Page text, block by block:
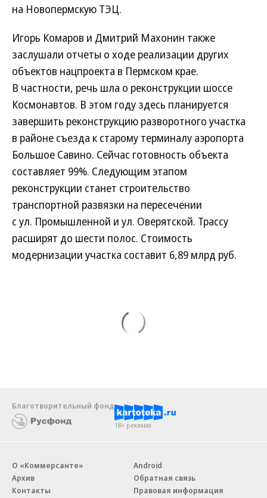
на Новопермскую ТЭЦ.
Игорь Комаров и Дмитрий Махонин также
заслушали отчеты о ходе реализации других
объектов нацпроекта в Пермском крае.
В частности, речь шла о реконструкции шоссе
Космонавтов. В этом году здесь планируется
завершить реконструкцию разворотного участка
в районе съезда к старому терминалу аэропорта
Большое Савино. Сейчас готовность объекта
составляет 99%. Следующим этапом
реконструкции станет строительство
транспортной развязки на пересечении
с ул. Промышленной и ул. Оверятской. Трассу
расширят до шести полос. Стоимость
модернизации участка составит 6,89 млрд руб.
Благотворительный фонд
18+ реклама
О «Коммерсанте»
Архив
Контакты
Android
Обратная связь
Правовая информация